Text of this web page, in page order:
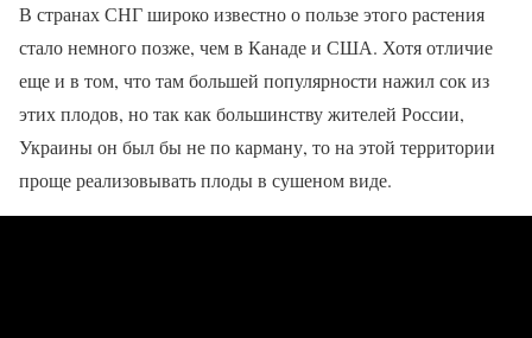
В странах СНГ широко известно о пользе этого растения
стало немного позже, чем в Канаде и США. Хотя отличие
еще и в том, что там большей популярности нажил сок из
этих плодов, но так как большинству жителей России,
Украины он был бы не по карману, то на этой территории
проще реализовывать плоды в сушеном виде.